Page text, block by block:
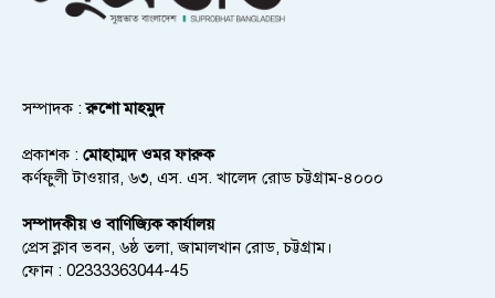
সম্পাদক :রুশো মাহমুদ
প্রকাশক : মোহাম্মদ ওমর ফারুক
কর্ণফুলী টাওয়ার, ৬৩, এস. এস. খালেদ রোড চট্টগ্রাম-৪০০০
সম্পাদকীয় ও বাণিজ্যিক কার্যালয়
প্রেস ক্লাব ভবন, ৬ষ্ঠ তলা, জামালখান রোড, চট্টগ্রাম।
ফোন : 02333363044-45